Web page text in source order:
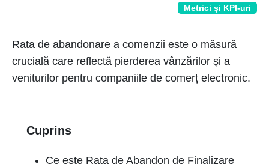
Metrici și KPI-uri
Rata de abandonare a comenzii este o măsură
crucială care reflectă pierderea vânzărilor și a
veniturilor pentru companiile de comerț electronic.
Cuprins
Ce este Rata de Abandon de Finalizare